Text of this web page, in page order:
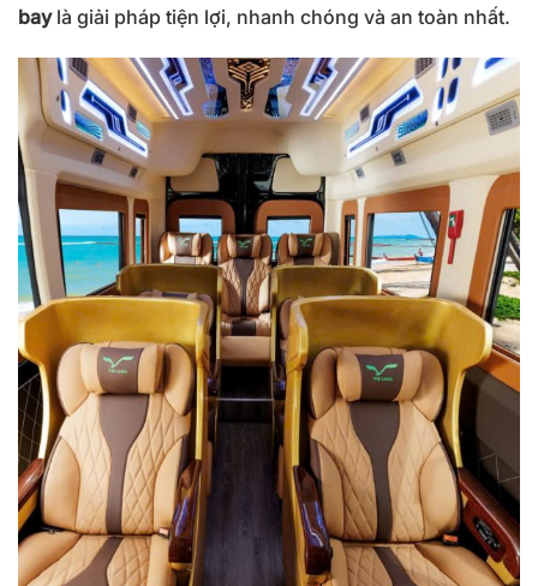
baylà giải pháp tiện lợi, nhanh chóng và an toàn nhất.